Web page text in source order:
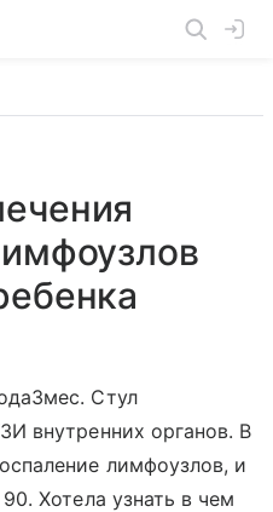
Стул
внутренних органов. В
лимфоузлов, и
Хотела узнать в чем